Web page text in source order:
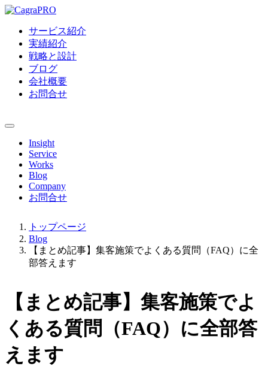
サービス紹介
実績紹介
戦略と設計
ブログ
会社概要
お問合せ
Insight
Service
Works
Blog
Company
お問合せ
トップページ
Blog
【まとめ記事】集客施策でよくある質問（FAQ）に全
部答えます
【まとめ記事】集客施策でよ
くある質問（FAQ）に全部答
えます